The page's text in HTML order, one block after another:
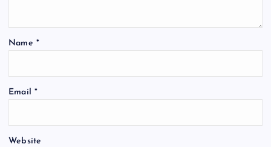
t
o
Name *
Email *
Website